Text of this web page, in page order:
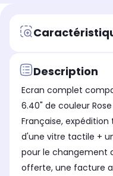
Description
Ecran complet
6.40" de couleur
Française, expédition
d'une vitre tactile +
pour le changement
offerte, une facture